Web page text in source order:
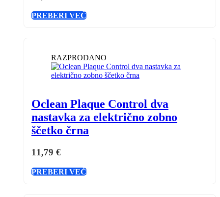
PREBERI VEČ
RAZPRODANO
Oclean Plaque Control dva
nastavka za električno zobno
ščetko črna
11,79 €
PREBERI VEČ